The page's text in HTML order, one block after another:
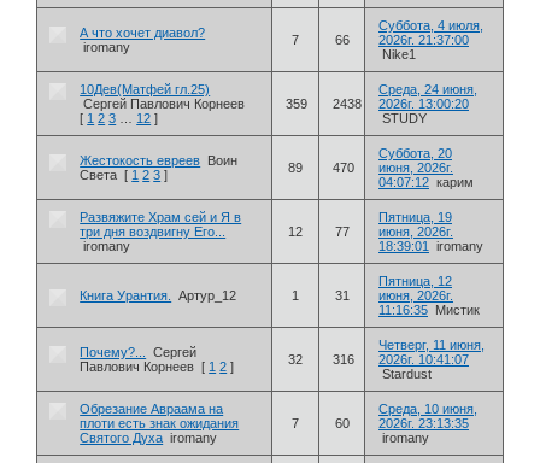
А что хочет диавол?
iromany
7 66
Суббота, 4 июля,
2026г. 21:37:00
Nike1
10Дев(Матфей гл.25)
Сергей Павлович Корнеев
[ 1 2 3 12 ]
359 2438
Среда, 24 июня,
2026г. 13:00:20
STUDY
Жестокость евреев
Воин
Света [ 1 2 3 ] 89 470
Суббота, 20
июня, 2026г.
04:07:12 карим
Развяжите Храм сей и Я в
три дня воздвигну Его...
iromany
12 77
Пятница, 19
июня, 2026г.
18:39:01
iromany
Книга Урантия. Артур_12 1 31
Пятница, 12
июня, 2026г.
11:16:35 Мистик
Почему?...
Сергей
Павлович Корнеев [ 1 2 ] 32 316
Четверг, 11 июня,
2026г. 10:41:07
Stardust
Обрезание Авраама на
плоти есть знак ожидания
Святого Духа iromany
7 60
Среда, 10 июня,
2026г. 23:13:35
iromany